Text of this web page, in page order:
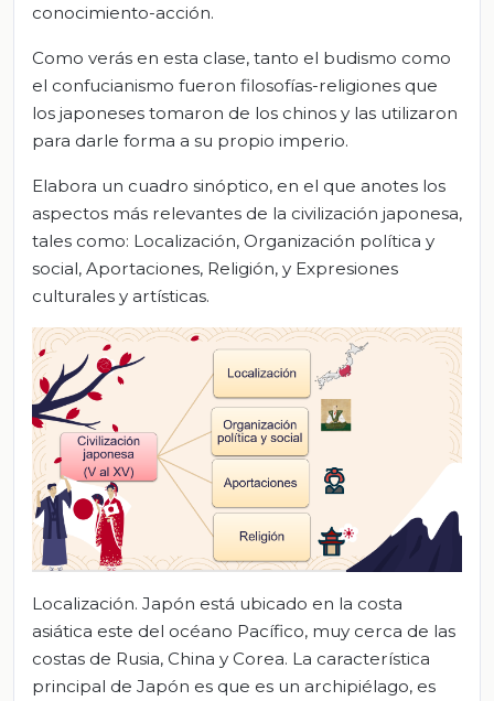
conocimiento-acción.
Como verás en esta clase, tanto el budismo como
el confucianismo fueron filosofías-religiones que
los japoneses tomaron de los chinos y las utilizaron
para darle forma a su propio imperio.
Elabora un cuadro sinóptico, en el que anotes los
aspectos más relevantes de la civilización japonesa,
tales como: Localización, Organización política y
social, Aportaciones, Religión, y Expresiones
culturales y artísticas.
Localización. Japón está ubicado en la costa
asiática este del océano Pacífico, muy cerca de las
costas de Rusia, China y Corea. La característica
principal de Japón es que es un archipiélago, es